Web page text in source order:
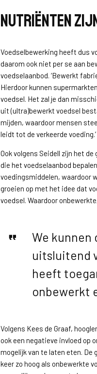
Nutriënten
Voedselbewerking heeft dus
daarom ook niet per se aan
voedselaanbod. ‘Bewerkt
Hierdoor kunnen
voedsel. Het zal je dan
uit (ultra)bewerkt voedsel
mijden, waardoor mensen
leidt tot de verkeerde voeding.’
Ook volgens Seidell zijn het
die het voedselaanbod
voedingsmiddelen, waardoor
groeien op met het idee dat
voedsel. Waardoor
We kunnen
uitsluitend
heeft
onbewerkt
Volgens Kees de Graaf,
ook een negatieve invloed op
mogelijk van te laten eten. De
keer zo hoog als onbewerkte